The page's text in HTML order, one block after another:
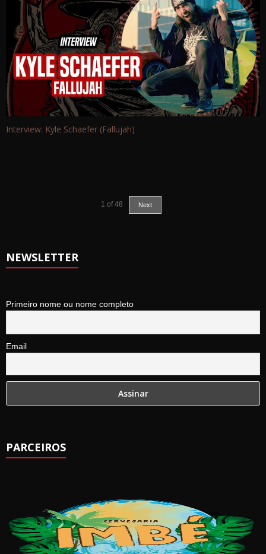
Interview: Kyle Schaefer (Fallujah)
1 of 48 Next
NEWSLETTER
Primeiro nome ou nome completo
Email
PARCEIROS